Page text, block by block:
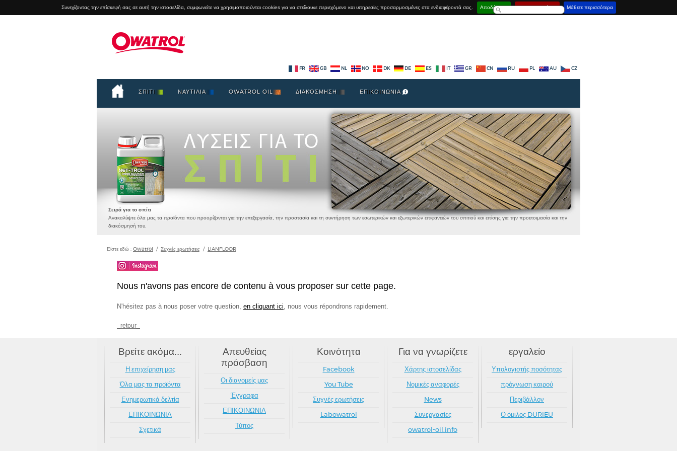
Συνεχίζοντας την επίσκεψή σας σε αυτή την ιστοσελίδα, συμφωνείτε να χρησιμοποιούνται cookies για να στείλουνε περιεχόμενο και υπηρεσίες προσαρμοσμένες στα ενδιαφέροντά σας. Αποδέχομαι Απενεργοποίηση Μάθετε περισσότερα
FR GB NL NO DK DE ES GR CN RU PL AU CZ
ΣΠΙΤΙ ΝΑΥΤΙΛΙΑ OWATROL OIL ΔΙΑΚΌΣΜΗΣΗ ΕΠΙΚΟΙΝΩΝΙΑ
Σειρά για το σπίτι
Ανακαλύψτε όλα μας τα προϊόντα που προορίζονται για την επεξεργασία, την προστασία και τη συντήρηση των εσωτερικών και εξωτερικών επιφανειών του σπιτιού και επίσης για την προετοιμασία και την
διακόσμησή του.
Είστε εδώ : Owatrol / Συχνές ερωτήσεις / LIANFLOOR
Nous n'avons pas encore de contenu à vous proposer sur cette page.
N'hésitez pas à nous poser votre question, en cliquant ici, nous vous répondrons rapidement.
_retour_
Βρείτε ακόμα...
Η επιχείρηση μας
Όλα μας τα προϊόντα
Ενημερωτικά δελτία
ΕΠΙΚΟΙΝΩΝΙΑ
Σχετικά
Απευθείας
πρόσβαση
Οι διανομείς μας
Έγγραφα
ΕΠΙΚΟΙΝΩΝΙΑ
Τύπος
Κοινότητα
Facebook
You Tube
Συχνές ερωτήσεις
Labowatrol
Για να γνωρίζετε
Χάρτης ιστοσελίδας
Νομικές αναφορές
News
Συνεργασίες
owatrol-oil.info
εργαλείο
Υπολογιστής ποσότητας
πρόγνωση καιρού
Περιβάλλον
Ο όμιλος DURIEU